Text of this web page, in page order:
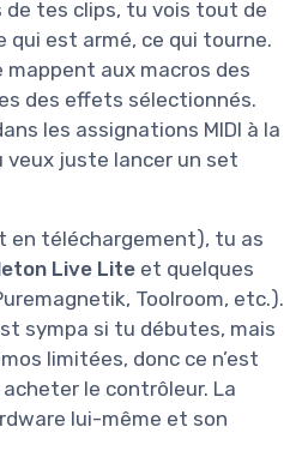
de tes clips, tu vois tout de
qui est armé, ce qui tourne.
aux macros des
des effets sélectionnés.
les assignations MIDI à la
juste lancer un set
en téléchargement), tu as
Live Lite et quelques
Toolroom, etc.).
sympa si tu débutes, mais
limitées, donc ce n’est
le contrôleur. La
lui-même et son